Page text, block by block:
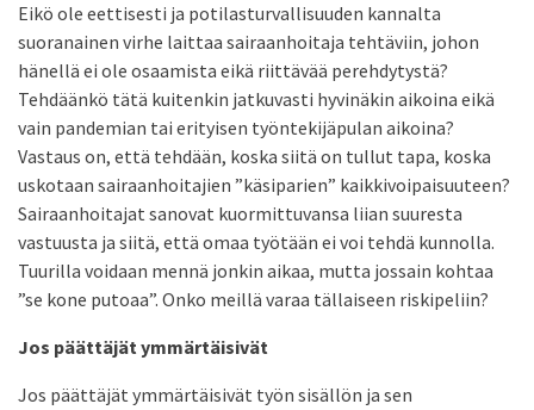
Eikö ole eettisesti ja potilasturvallisuuden kannalta
suoranainen virhe laittaa sairaanhoitaja tehtäviin, johon
hänellä ei ole osaamista eikä riittävää perehdytystä?
Tehdäänkö tätä kuitenkin jatkuvasti hyvinäkin aikoina eikä
vain pandemian tai erityisen työntekijäpulan aikoina?
Vastaus on, että tehdään, koska siitä on tullut tapa, koska
uskotaan sairaanhoitajien ”käsiparien” kaikkivoipaisuuteen?
Sairaanhoitajat sanovat kuormittuvansa liian suuresta
vastuusta ja siitä, että omaa työtään ei voi tehdä kunnolla.
Tuurilla voidaan mennä jonkin aikaa, mutta jossain kohtaa
”se kone putoaa”. Onko meillä varaa tällaiseen riskipeliin?
Jos päättäjät ymmärtäisivät
Jos päättäjät ymmärtäisivät työn sisällön ja sen